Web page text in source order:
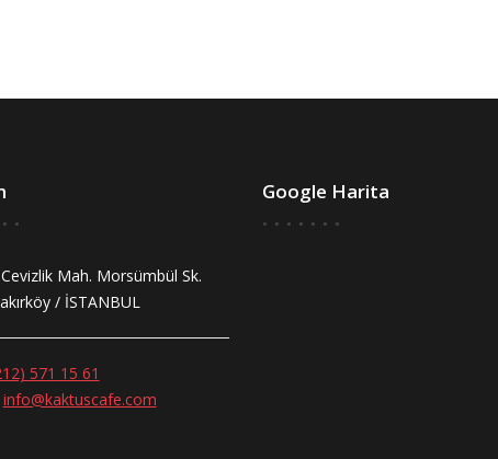
Cevizlik Mah. Morsümbül Sk.
/ İSTANBUL
571 15 61
info@kaktuscafe.com
Google Harita